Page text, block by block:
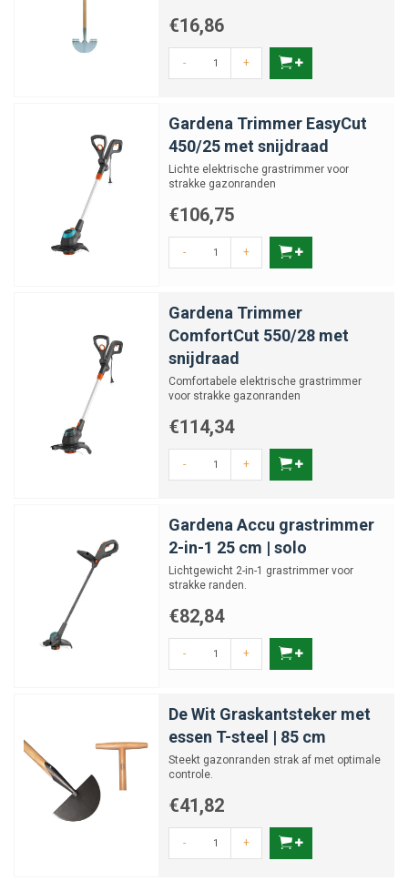
€16,86
- +
Gardena Trimmer EasyCut
450/25 met snijdraad
Lichte elektrische grastrimmer voor
strakke gazonranden
€106,75
- +
Gardena Trimmer
ComfortCut 550/28 met
snijdraad
Comfortabele elektrische grastrimmer
voor strakke gazonranden
€114,34
- +
Gardena Accu grastrimmer
2-in-1 25 cm | solo
Lichtgewicht 2-in-1 grastrimmer voor
strakke randen.
€82,84
- +
De Wit Graskantsteker met
essen T-steel | 85 cm
Steekt gazonranden strak af met optimale
controle.
€41,82
- +